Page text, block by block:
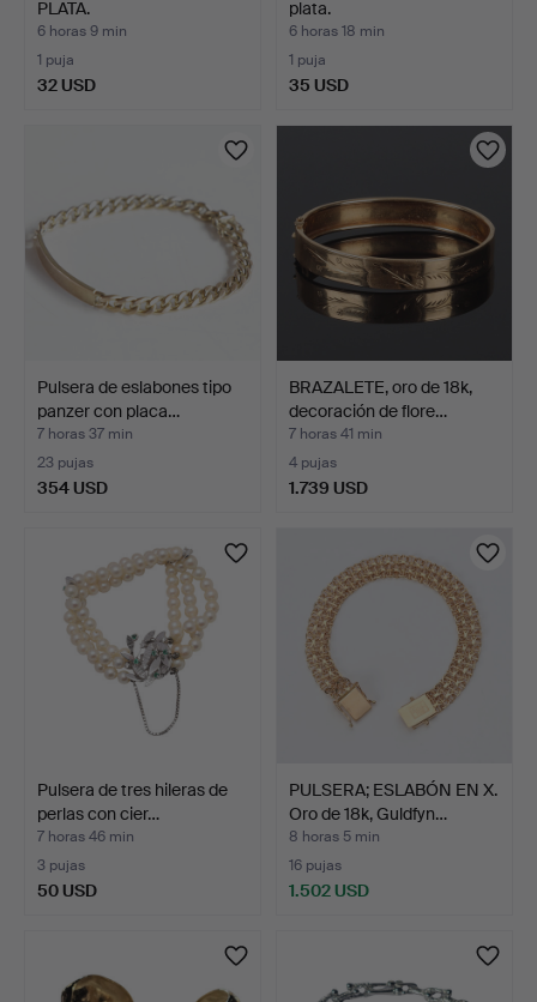
PLATA.
6 horas 9 min
1 puja
32 USD
plata.
6 horas 18 min
1 puja
35 USD
Pulsera de eslabones tipo
panzer con placa…
7 horas 37 min
23 pujas
354 USD
BRAZALETE, oro de 18k,
decoración de flore…
7 horas 41 min
4 pujas
1.739 USD
Pulsera de tres hileras de
perlas con cier…
7 horas 46 min
3 pujas
50 USD
PULSERA; ESLABÓN EN X.
Oro de 18k, Guldfyn…
8 horas 5 min
16 pujas
1.502 USD